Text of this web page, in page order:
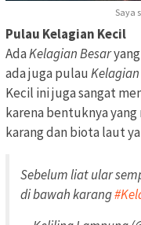
Saya
Pulau Kelagian Kecil
AdaKelagian Besar
ada juga pulau
Kecil ini juga sangat
karena bentuknya
karang dan biota laut
Sebelum liat ular
di bawah karang